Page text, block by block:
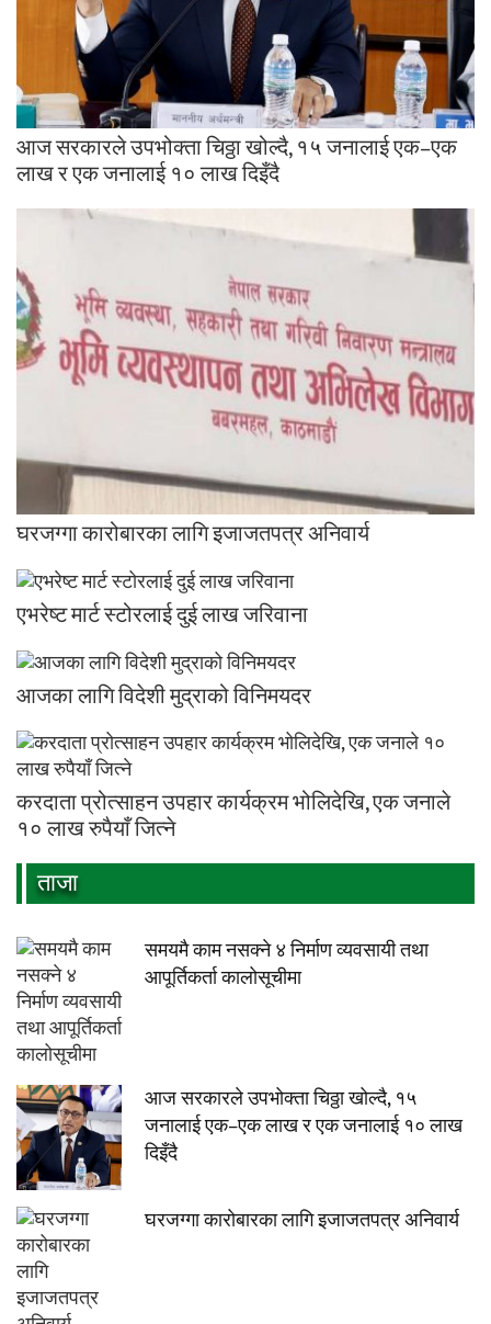
आज सरकारले उपभोक्ता चिठ्ठा खोल्दै, १५ जनालाई एक–एक
लाख र एक जनालाई १० लाख दिइँदै
घरजग्गा कारोबारका लागि इजाजतपत्र अनिवार्य
एभरेष्ट मार्ट स्टोरलाई दुई लाख जरिवाना
आजका लागि विदेशी मुद्राको विनिमयदर
करदाता प्रोत्साहन उपहार कार्यक्रम भोलिदेखि, एक जनाले
१० लाख रुपैयाँ जित्ने
ताजा
समयमै काम नसक्ने ४ निर्माण व्यवसायी तथा
आपूर्तिकर्ता कालोसूचीमा
आज सरकारले उपभोक्ता चिठ्ठा खोल्दै, १५
जनालाई एक–एक लाख र एक जनालाई १० लाख
दिइँदै
घरजग्गा कारोबारका लागि इजाजतपत्र अनिवार्य